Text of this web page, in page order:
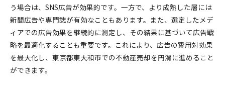
データドリブンな広告戦略とは
不確実性に備えた広告シナリオプランニング
市場動向を反映した広告メッセージの適応
東京都東大和市での売却を有利に進めるための具体的
広告手法
う場合は、SNS広告が効果的です。一方で、より成熟した層には
新聞広告や専門誌が有効なこともあります。また、選定したメデ
ィアでの広告効果を継続的に測定し、その結果に基づいて広告戦
略を最適化することも重要です。これにより、広告の費用対効果
を最大化し、東京都東大和市での不動産売却を円滑に進めること
ができます。